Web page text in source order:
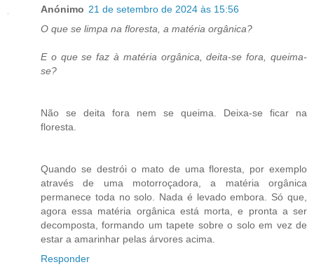
Anónimo 21 de setembro de 2024 às 15:56
O que se limpa na floresta, a matéria orgânica?
E o que se faz à matéria orgânica, deita-se fora, queima-
se?
Não se deita fora nem se queima. Deixa-se ficar na
floresta.
Quando se destrói o mato de uma floresta, por exemplo
através de uma motorroçadora, a matéria orgânica
permanece toda no solo. Nada é levado embora. Só que,
agora essa matéria orgânica está morta, e pronta a ser
decomposta, formando um tapete sobre o solo em vez de
estar a amarinhar pelas árvores acima.
Responder